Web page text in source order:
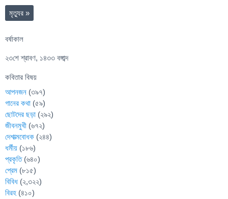
মৃত্যুর »
বর্ষাকাল
২৩শে শ্রাবণ, ১৪৩৩ বঙ্গাব্দ
কবিতার বিষয়
আপনজন (৩৯৭)
গানের কথা (৫৯)
ছোটদের ছড়া (২৯২)
জীবনমুখী (৬৭২)
দেশাত্মবোধক (২৪৪)
ধর্মীয় (১৮৬)
প্রকৃতি(৬৪০)
প্রেম (৮১৫)
বিবিধ (২,৩২২)
বিরহ (৪১০)